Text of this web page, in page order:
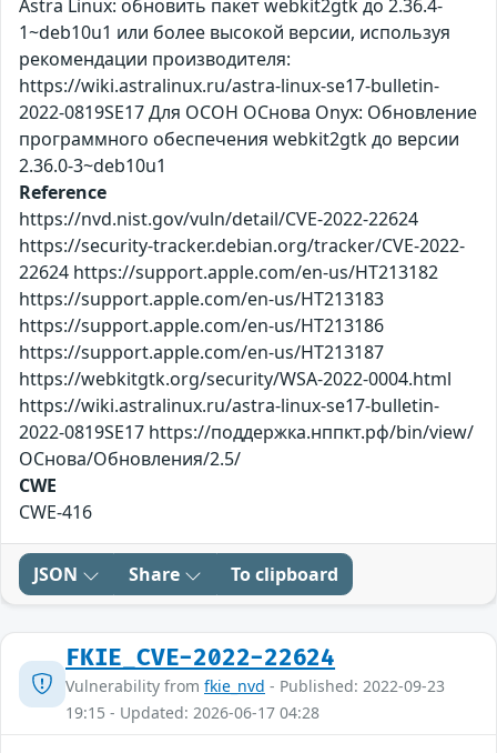
Astra Linux: обновить пакет webkit2gtk до 2.36.4-
1~deb10u1 или более высокой версии, используя
рекомендации производителя:
https://wiki.astralinux.ru/astra-linux-se17-bulletin-
2022-0819SE17 Для ОСОН ОСнова Оnyx: Обновление
программного обеспечения webkit2gtk до версии
2.36.0-3~deb10u1
Reference
https://nvd.nist.gov/vuln/detail/CVE-2022-22624
https://security-tracker.debian.org/tracker/CVE-2022-
22624 https://support.apple.com/en-us/HT213182
https://support.apple.com/en-us/HT213183
https://support.apple.com/en-us/HT213186
https://support.apple.com/en-us/HT213187
https://webkitgtk.org/security/WSA-2022-0004.html
https://wiki.astralinux.ru/astra-linux-se17-bulletin-
2022-0819SE17 https://поддержка.нппкт.рф/bin/view/
ОСнова/Обновления/2.5/
CWE
CWE-416
JSON Share To clipboard
FKIE_CVE-2022-22624
Vulnerability from fkie_nvd - Published: 2022-09-23
19:15 - Updated: 2026-06-17 04:28